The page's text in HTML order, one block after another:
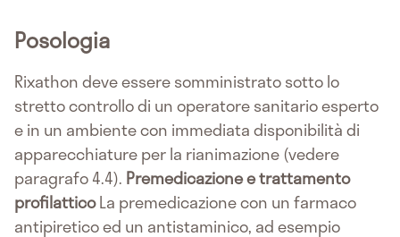
Posologia
Rixathon deve essere somministrato sotto lo
stretto controllo di un operatore sanitario esperto
e in un ambiente con immediata disponibilità di
apparecchiature per la rianimazione (vedere
paragrafo 4.4). Premedicazione e trattamento
profilatticoLa premedicazione con un farmaco
antipiretico ed un antistaminico, ad esempio